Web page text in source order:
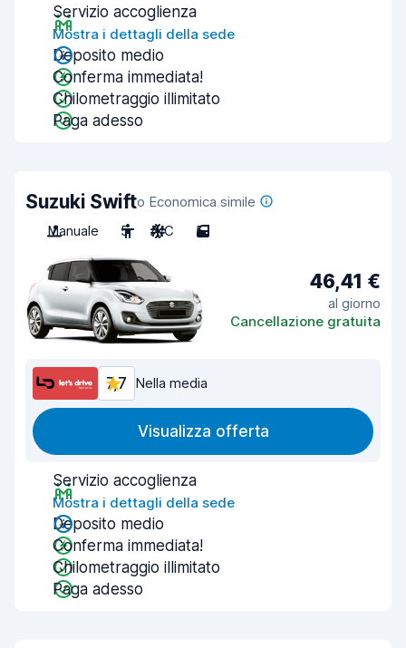
Servizio accoglienza
Mostra i dettagli della sede
Deposito medio
Conferma immediata!
Chilometraggio illimitato
Paga adesso
Suzuki Swifto Economica simile
Manuale
5 A/C 5
46,41 €
al giorno
Cancellazione gratuita
7,7 Nella media
Visualizza offerta
Servizio accoglienza
Mostra i dettagli della sede
Deposito medio
Conferma immediata!
Chilometraggio illimitato
Paga adesso